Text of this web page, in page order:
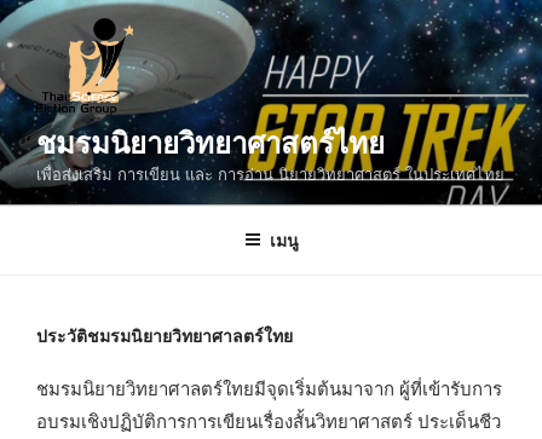
ข้าม
ไป
ยัง
บทความ
ชมรมนิยายวิทยาศาสตร์ไทย
เพื่อส่งเสริม การเขียน และ การอ่าน นิยายวิทยาศาสตร์ ในประเทศไทย
เมนู
ประวัติชมรมนิยายวิทยาศาลตร์ใทย
ชมรมนิยายวิทยาศาลตร์ใทยมีจุดเริ่มต้นมาจาก ผู้ที่เข้ารับการ
อบรมเชิงปฏิบัติการการเขียนเรื่องสั้นวิทยาศาสตร์ ประเด็นชีว